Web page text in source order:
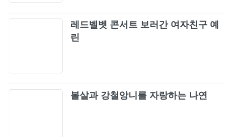
레드벨벳 콘서트 보러간 여자친구 예
린
볼살과 강철앙니를 자랑하는 나연